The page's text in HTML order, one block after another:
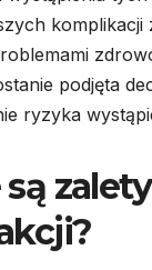
podjęta
ryzyka